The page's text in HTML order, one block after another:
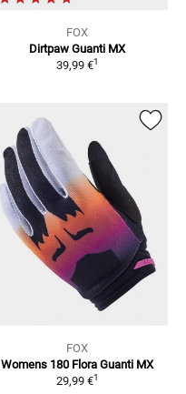
FOX
Dirtpaw Guanti MX
39,99 €1
FOX
Womens 180 Flora Guanti MX
29,99 €1